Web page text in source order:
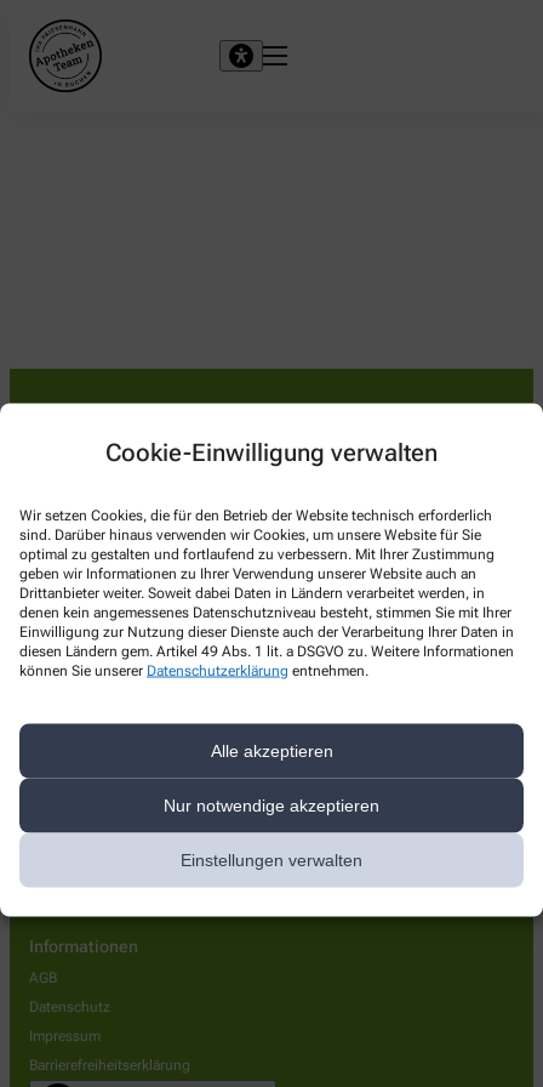
Cookie-Einwilligung verwalten
Wir setzen Cookies, die für den Betrieb der Website technisch erforderlich
sind. Darüber hinaus verwenden wir Cookies, um unsere Website für Sie
optimal zu gestalten und fortlaufend zu verbessern. Mit Ihrer Zustimmung
geben wir Informationen zu Ihrer Verwendung unserer Website auch an
Drittanbieter weiter. Soweit dabei Daten in Ländern verarbeitet werden, in
denen kein angemessenes Datenschutzniveau besteht, stimmen Sie mit Ihrer
Einwilligung zur Nutzung dieser Dienste auch der Verarbeitung Ihrer Daten in
diesen Ländern gem. Artikel 49 Abs. 1 lit. a DSGVO zu. Weitere Informationen
können Sie unserer Datenschutzerklärung entnehmen.
Alle akzeptieren
Nur notwendige akzeptieren
Einstellungen verwalten
Apotheke am Musterplatz
Wilhelmstr. 25 ,74722 Buchen
+49-6281/45 48
+49-6281/94 52
info@apotheke-musterplatz.de
Unsere Standorte
Apotheke am Musterplatz
Informationen
AGB
Datenschutz
Impressum
Barrierefreiheitserklärung